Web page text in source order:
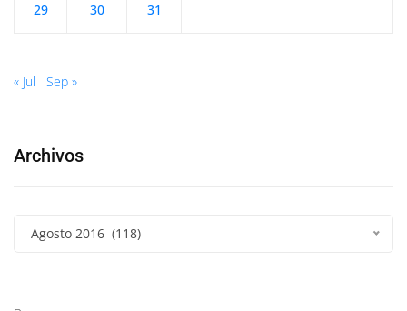
29 30 31
« Jul Sep »
Archivos
Agosto 2016 (118)